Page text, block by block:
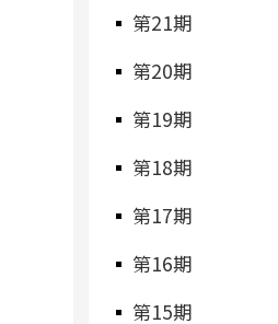
第21期
第20期
第19期
第18期
第17期
第16期
第15期